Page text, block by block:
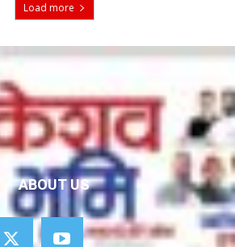
Load more
ABOUT US